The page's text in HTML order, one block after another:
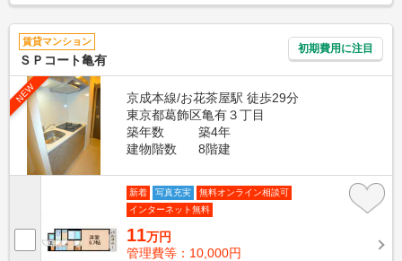
賃貸マンション
ＳＰコート亀有
初期費用に注目
NEW
京成本線/お花茶屋駅 徒歩29分
東京都葛飾区亀有３丁目
築年数
築4年
建物階数
8階建
新着 写真充実
無料オンライン相談可
インターネット無料
11万円
管理費等：10,000円